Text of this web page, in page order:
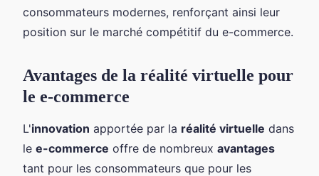
consommateurs modernes, renforçant ainsi leur
position sur le marché compétitif du e-commerce.
Avantages de la réalité virtuelle pour
le e-commerce
L'innovation apportée par la réalité virtuelle dans
le e-commerce offre de nombreux avantages
tant pour les consommateurs que pour les